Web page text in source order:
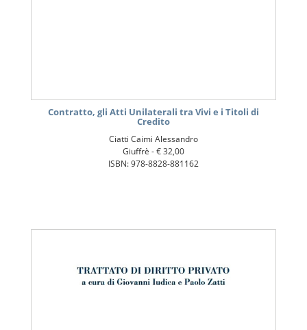
Contratto, gli Atti Unilaterali tra Vivi e i Titoli di
Credito
Ciatti Caimi Alessandro
Giuffrè -€ 32,00
ISBN: 978-8828-881162